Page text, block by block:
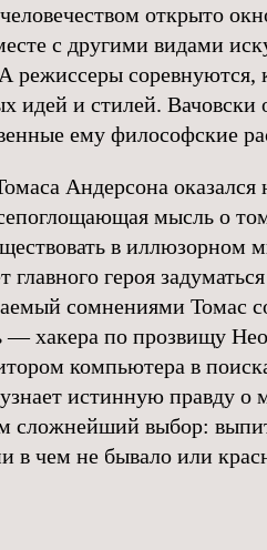
открыто
с другими видами
режиссеры соревнуются,
идей и стилей. Вачовски
ему философские
Андерсона оказался
мысль о
в иллюзорном
главного героя
сомнениями Томас
— хакера по прозвищу
компьютера в
узнает истинную правду
сложнейший выбор:
в чем не бывало или